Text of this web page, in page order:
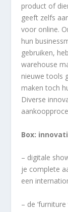
product of
geeft zelfs
voor online.
hun
gebruiken,
warehouse
nieuwe tools
maken toch
Diverse
Box:
– digitale
je complete
een
– de